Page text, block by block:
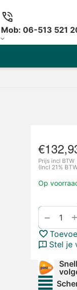
Mob: 06-513 521
€
Prijs incl BTW
(Incl 21%
Op
+
−
Stel je